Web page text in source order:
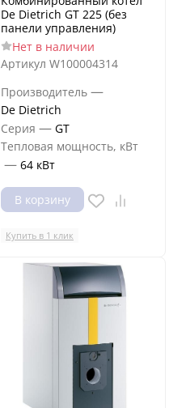
De Dietrich GT 225 (без
панели управления)
Нет в наличии
Артикул W100004314
Производитель —
De Dietrich
Серия — GT
Тепловая мощность, кВт
— 64 кВт
В корзину
Купить в 1 клик